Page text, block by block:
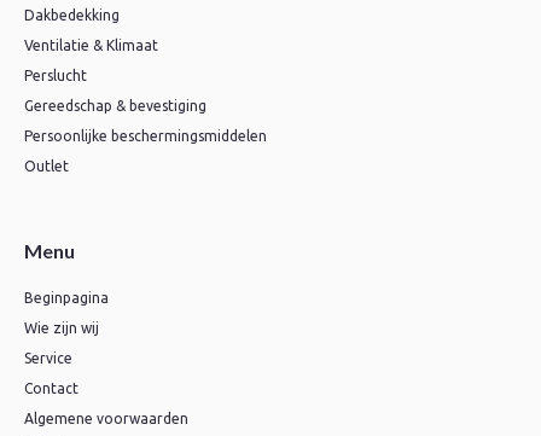
Dakbedekking
Ventilatie & Klimaat
Perslucht
Gereedschap & bevestiging
Persoonlijke beschermingsmiddelen
Outlet
Menu
Beginpagina
Wie zijn wij
Service
Contact
Algemene voorwaarden